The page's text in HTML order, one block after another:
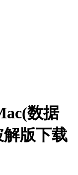
数据
解版下载